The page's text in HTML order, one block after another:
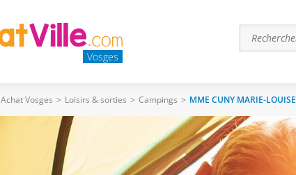
Vosges
Achat Vosges > Loisirs & sorties > Campings > MME CUNY MARIE-LOUISE